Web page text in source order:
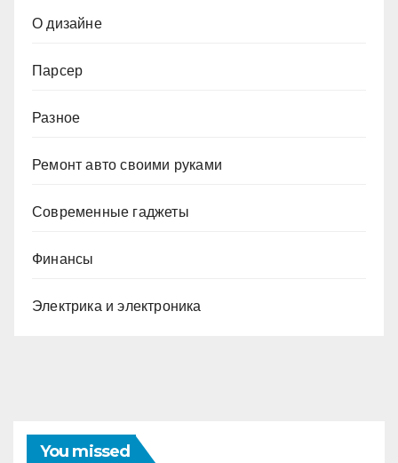
О дизайне
Парсер
Разное
Ремонт авто своими руками
Современные гаджеты
Финансы
Электрика и электроника
You missed